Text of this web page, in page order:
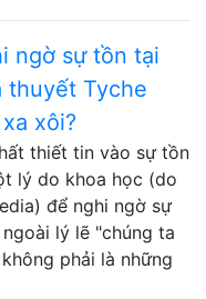
ngờ sự tồn tại
thuyết Tyche
xôi?
thiết tin vào sự tồn
lý do khoa học (do
để nghi ngờ sự
lý lẽ "chúng ta
phải là những